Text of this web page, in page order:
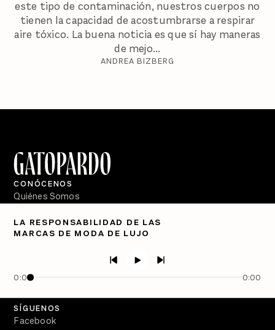
este tipo de contaminación, nuestros cuerpos no
tienen la capacidad de acostumbrarse a respirar
aire tóxico. La buena noticia es que sí hay maneras
de mejo...
ANDREA BIZBERG
LA RESPONSABILIDAD DE LAS
MARCAS DE MODA DE LUJO
0:00 0:00
CONÓCENOS
Quiénes Somos
PÓDCASTS
Crecer en Distopía
SÍGUENOS
Facebook